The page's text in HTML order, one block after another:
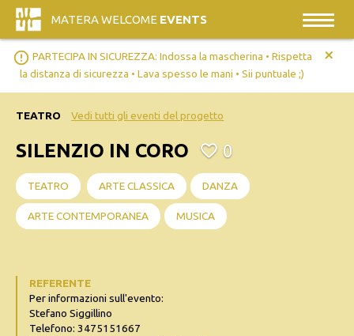
MATERA WELCOME EVENTS
error_outline PARTECIPA IN SICUREZZA: Indossa la mascherina • Rispetta
la distanza di sicurezza • Lava spesso le mani • Sii puntuale ;)
+
TEATRO Vedi tutti gli eventi del progetto
SILENZIO IN CORO 0
TEATRO ARTE CLASSICA DANZA
ARTE CONTEMPORANEA MUSICA
REFERENTE
Per informazioni sull'evento:
Stefano Siggillino
Telefono: 3475151667